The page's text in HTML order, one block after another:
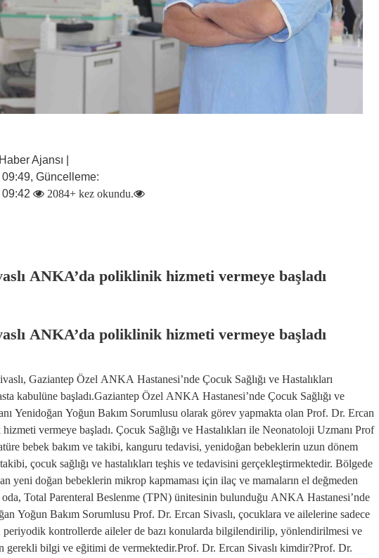
Ajansı |
Güncelleme:
2084+ kez okundu.
ANKA’da poliklinik hizmeti vermeye başladı
ANKA’da poliklinik hizmeti vermeye başladı
Gaziantep Özel ANKA Hastanesi’nde Çocuk Sağlığı ve Hastalıkları
kabulüne başladı.Gaziantep Özel ANKA Hastanesi’nde Çocuk Sağlığı ve
Yenidoğan Yoğun Bakım Sorumlusu olarak görev yapmakta olan Prof. Dr. Ercan
vermeye başladı. Çocuk Sağlığı ve Hastalıkları ile Neonatoloji Uzmanı Prof
bebek bakım ve takibi, kanguru tedavisi, yenidoğan bebeklerin uzun dönem
çocuk sağlığı ve hastalıkları teşhis ve tedavisini gerçekleştirmektedir. Bölgede
yeni doğan bebeklerin mikrop kapmaması için ilaç ve mamaların el değmeden
oda, Total Parenteral Beslenme (TPN) ünitesinin bulunduğu ANKA Hastanesi’nde
Yoğun Bakım Sorumlusu Prof. Dr. Ercan Sivaslı, çocuklara ve ailelerine sadece
periyodik kontrollerde aileler de bazı konularda bilgilendirilip, yönlendirilmesi ve
gerekli bilgi ve eğitimi de vermektedir.Prof. Dr. Ercan Sivaslı kimdir?Prof. Dr.